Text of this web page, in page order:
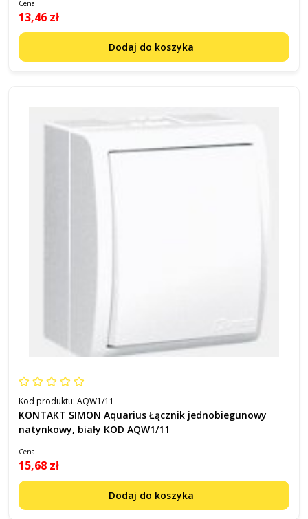
Cena
13,46 zł
Dodaj do koszyka
Kod produktu: AQW1/11
KONTAKT SIMON Aquarius Łącznik jednobiegunowy
natynkowy, biały KOD AQW1/11
Cena
15,68 zł
Dodaj do koszyka